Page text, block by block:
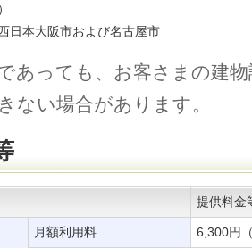
日本大阪市および名古屋市
あっても、お客さまの建
ない場合があります。
提供料金
月額利用料 6,300円